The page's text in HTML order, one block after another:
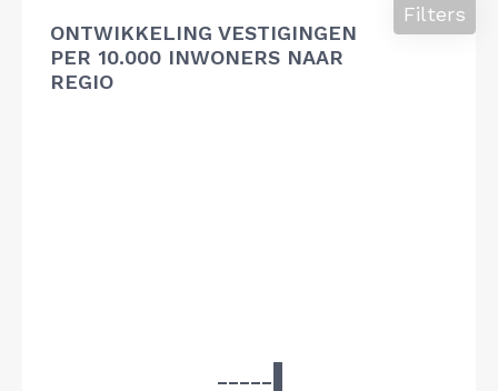
ONTWIKKELING VESTIGINGEN
PER 10.000 INWONERS NAAR
REGIO
Filters